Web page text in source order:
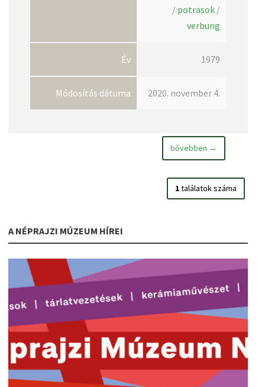
/ potrasok /
verbung
Év 1979
Módosítás dátuma 2020. november 4.
bővebben →
1találatok száma
A NÉPRAJZI MÚZEUM HÍREI